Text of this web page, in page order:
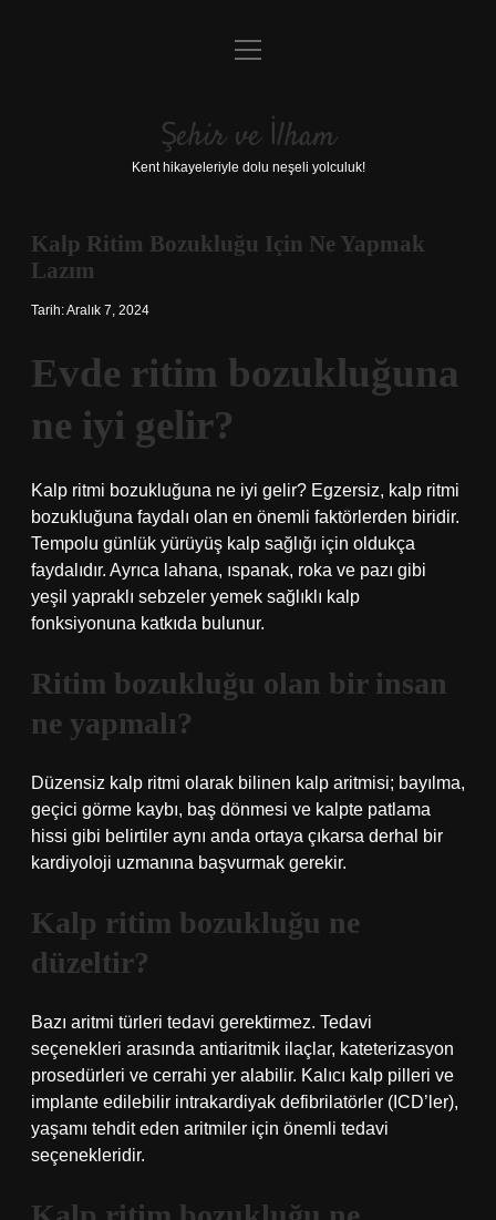
Anasayfa
Yasal Uyarı
menüyü
Şehir ve İlham
Kent hikayeleriyle dolu neşeli yolculuk!
Kalp Ritim Bozukluğu Için Ne Yapmak
Lazım
Tarih: Aralık 7, 2024
Evde ritim bozukluğuna
ne iyi gelir?
Kalp ritmi bozukluğuna ne iyi gelir? Egzersiz, kalp ritmi
bozukluğuna faydalı olan en önemli faktörlerden biridir.
Tempolu günlük yürüyüş kalp sağlığı için oldukça
faydalıdır. Ayrıca lahana, ıspanak, roka ve pazı gibi
yeşil yapraklı sebzeler yemek sağlıklı kalp
fonksiyonuna katkıda bulunur.
Ritim bozukluğu olan bir insan
ne yapmalı?
Düzensiz kalp ritmi olarak bilinen kalp aritmisi; bayılma,
geçici görme kaybı, baş dönmesi ve kalpte patlama
hissi gibi belirtiler aynı anda ortaya çıkarsa derhal bir
kardiyoloji uzmanına başvurmak gerekir.
Kalp ritim bozukluğu ne
düzeltir?
Bazı aritmi türleri tedavi gerektirmez. Tedavi
seçenekleri arasında antiaritmik ilaçlar, kateterizasyon
prosedürleri ve cerrahi yer alabilir. Kalıcı kalp pilleri ve
implante edilebilir intrakardiyak defibrilatörler (ICD’ler),
yaşamı tehdit eden aritmiler için önemli tedavi
seçenekleridir.